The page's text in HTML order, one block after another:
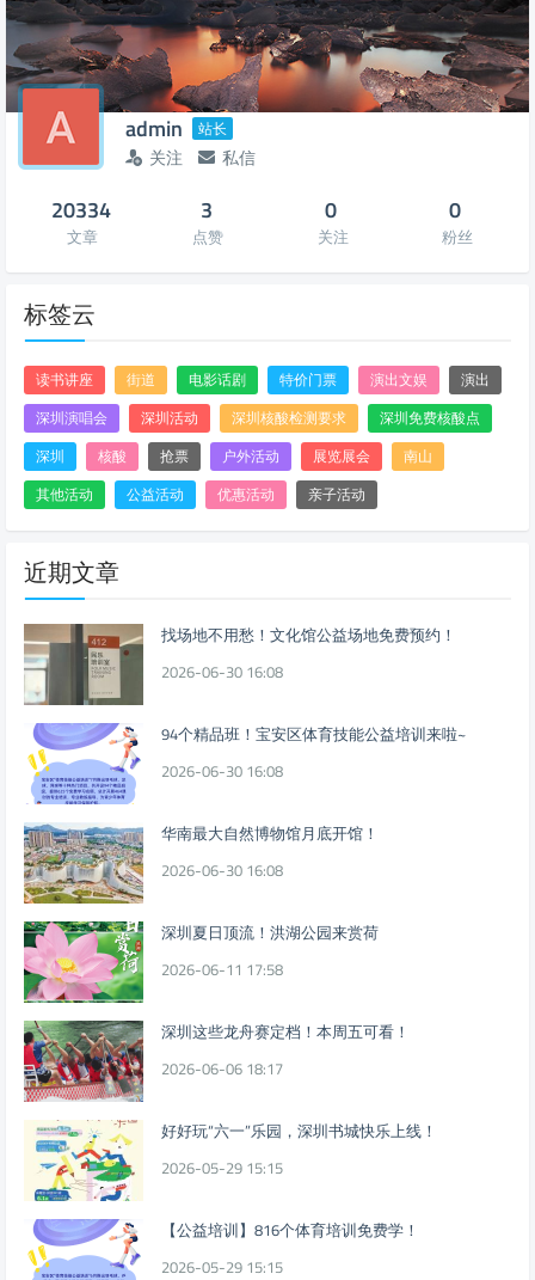
admin 站长
关注 私信
20334
文章
3
点赞
0
关注
0
粉丝
标签云
读书讲座 街道 电影话剧 特价门票 演出文娱
演出
深圳演唱会
深圳活动 深圳核酸检测要求
深圳免费核酸点
深圳
核酸 抢票 户外活动 展览展会
南山
其他活动
公益活动 优惠活动 亲子活动
近期文章
找场地不用愁！文化馆公益场地免费预约！
2026-06-30 16:08
94个精品班！宝安区体育技能公益培训来啦~
2026-06-30 16:08
华南最大自然博物馆月底开馆！
2026-06-30 16:08
深圳夏日顶流！洪湖公园来赏荷
2026-06-11 17:58
深圳这些龙舟赛定档！本周五可看！
2026-06-06 18:17
好好玩“六一”乐园，深圳书城快乐上线！
2026-05-29 15:15
【公益培训】816个体育培训免费学！
2026-05-29 15:15